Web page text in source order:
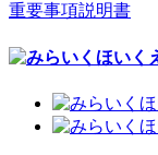
重要事項説明書